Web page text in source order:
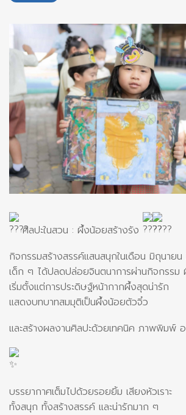
ศิลปะในสวน : ผึ้งน้อยสร้างรัง
กิจกรรมสร้างสรรค์แสนสนุกในเดือน มิถุนาย
เด็ก ๆ ได้ปลดปล่อยจินตนาการผ่านกิจกรรม
เริ่มตั้งแต่การประดิษฐ์หน้ากากผึ้งสุดน่ารัก
แสดงบทบาทสมมุติเป็นผึ้งน้อยตัวจิ๋ว
และสร้างผลงานศิลปะด้วยเทคนิค ภาพพิมพ์
บรรยากาศเต็มไปด้วยรอยยิ้ม เสียงหัวเราะ
ทั้งสนุก ทั้งสร้างสรรค์ และน่ารักมาก ๆ